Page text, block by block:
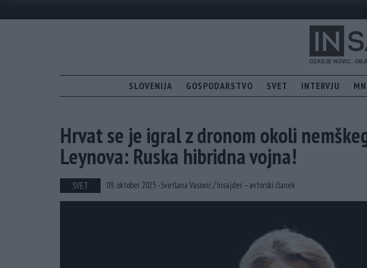
SLOVENIJA GOSPODARSTVO SVET INTERVJU
Hrvat se je igral z dronom okoli
Leynova: Ruska hibridna vojna!
SVET 09. oktober 2025 -Svetlana Vasović /Insajder – avtorski članek